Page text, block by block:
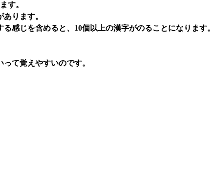
す。
ります。
感じを含めると、10個以上の漢字がのることになります。
て覚えやすいのです。